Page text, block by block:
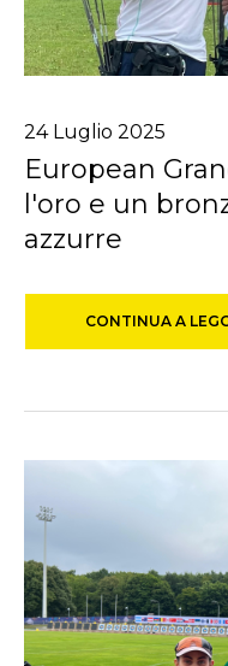
24 Luglio 2025
European
l'oro e un
azzurre
CONTINUA A